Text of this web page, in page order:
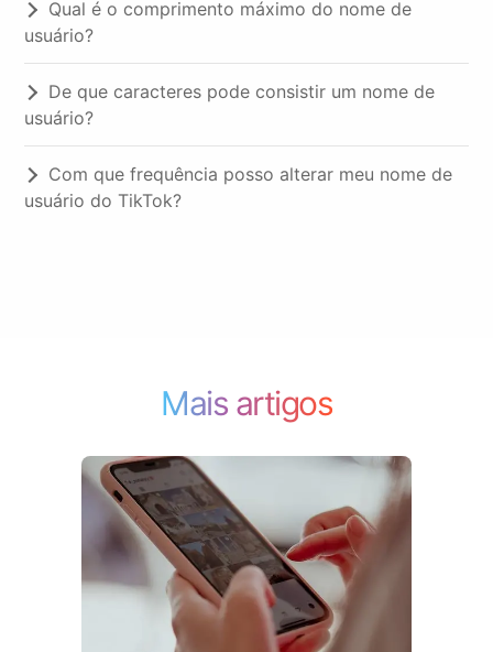
Qual é o comprimento máximo do nome de
usuário?
De que caracteres pode consistir um nome de
usuário?
Com que frequência posso alterar meu nome de
usuário do TikTok?
Mais artigos